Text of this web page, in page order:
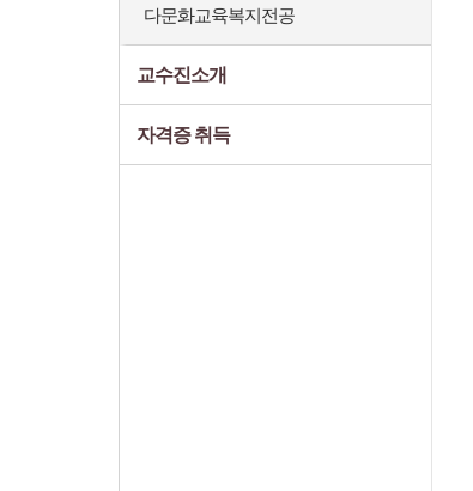
다문화교육복지전공
교수진소개
자격증 취득